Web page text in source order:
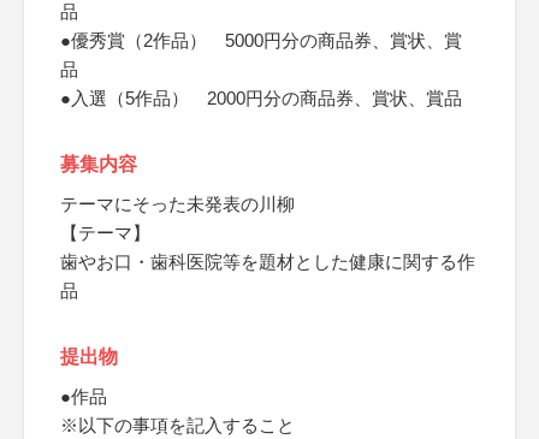
品
●優秀賞（2作品） 5000円分の商品券、賞状、賞
品
●入選（5作品） 2000円分の商品券、賞状、賞品
募集内容
テーマにそった未発表の川柳
【テーマ】
歯やお口・歯科医院等を題材とした健康に関する作
品
提出物
●作品
※以下の事項を記入すること